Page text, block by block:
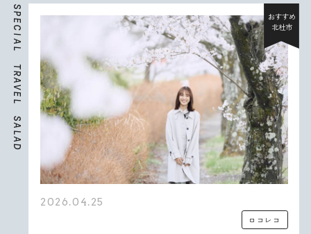
S
P
E
C
I
A
L
T
R
A
V
E
L
S
A
L
A
D
おすすめ
北杜市
2026.04.25
ロコレコ